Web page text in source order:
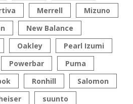
Merrell
Mizuno
New Balance
Oakley
Pearl Izumi
Powerbar
Puma
Ronhill
Salomon
suunto